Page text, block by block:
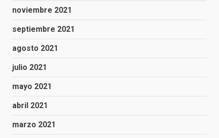
noviembre 2021
septiembre 2021
agosto 2021
julio 2021
mayo 2021
abril 2021
marzo 2021